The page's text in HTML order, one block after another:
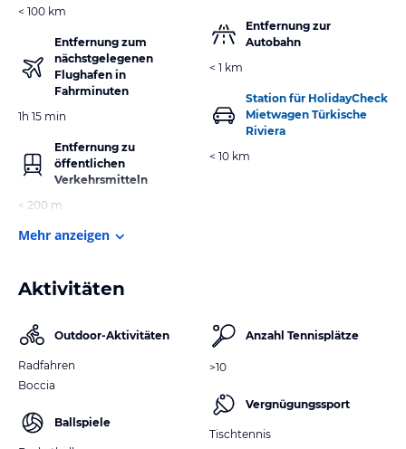
< 100 km
Entfernung zum
nächstgelegenen
Flughafen in
Fahrminuten
1h 15 min
Entfernung zu
öffentlichen
Verkehrsmitteln
< 200 m
Entfernung zur
Autobahn
< 1 km
Station für HolidayCheck
Mietwagen Türkische
Riviera
< 10 km
Mehr anzeigen
Aktivitäten
Outdoor-Aktivitäten
Radfahren
Boccia
Ballspiele
Anzahl Tennisplätze
>10
Vergnügungssport
Tischtennis